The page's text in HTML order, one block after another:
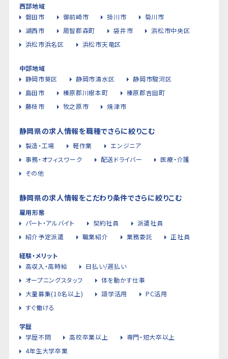
西部地域
磐田市
御前崎市 掛川市
菊川市
湖西市
周智郡森町 袋井市
浜松市中央区
浜松市浜名区
浜松市天竜区
中部地域
静岡市葵区
静岡市清水区
静岡市駿河区
島田市
榛原郡川根本町
榛原郡吉田町
藤枝市
牧之原市 焼津市
静岡県の求人情報を職種でさらに絞りこむ
製造・工場 軽作業
エンジニア
事務・オフィスワーク
配送ドライバー
医療・介護
その他
静岡県の求人情報をこだわり条件でさらに絞りこむ
雇用形態
パート・アルバイト
契約社員
派遣社員
紹介予定派遣
職業紹介 業務委託 正社員
経験・メリット
高収入・高時給
日払い/週払い
オープニングスタッフ
体を動かす仕事
大量募集(10名以上)
語学活用
PC活用
すぐ働ける
学歴
学歴不問
高校卒業以上
専門・短大卒以上
4年生大学卒業